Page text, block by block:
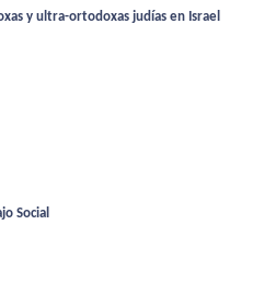
y ultra-ortodoxas judías en Israel
Social